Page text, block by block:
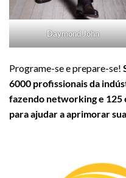
Daymond John
Programe-se e prepare-se!
6000 profissionais da
fazendo networking e 125
para ajudar a aprimorar